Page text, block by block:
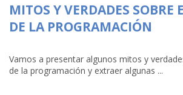
MITOS Y VERDADES SOBRE
DE LA PROGRAMACIÓN
Vamos a presentar algunos mitos y
de la programación y extraer algunas ...